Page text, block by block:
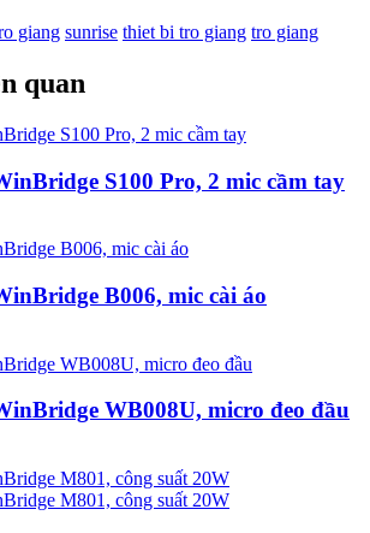
giang sunrise thiet bi tro giang tro giang
quan
S100 Pro, 2 mic cầm tay
B006, mic cài áo
WB008U, micro đeo đầu